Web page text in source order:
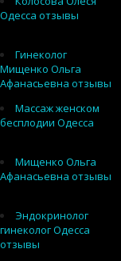
Одесса отзывы
Гинеколог
Мищенко Ольга
Афанасьевна отзывы
Массаж женском
бесплодии Одесса
Мищенко Ольга
Афанасьевна отзывы
Эндокринолог
гинеколог Одесса
отзывы